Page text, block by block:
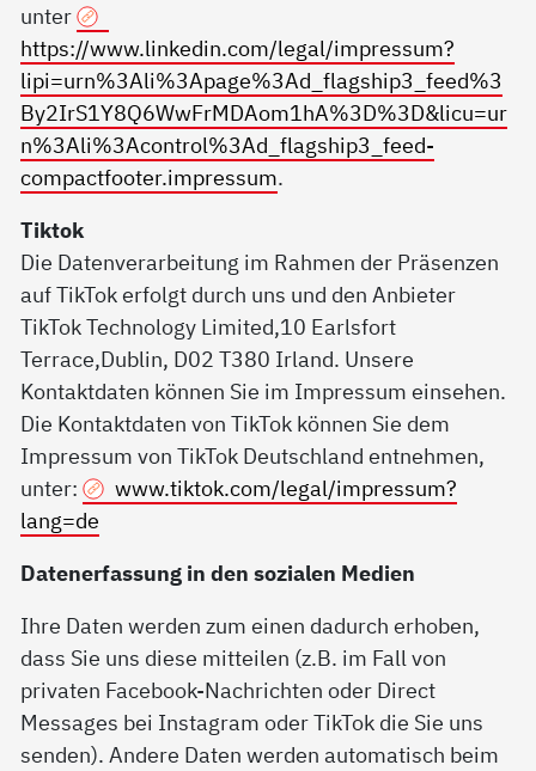
unter
https://www.linkedin.com/legal/impressum?
lipi=urn%3Ali%3Apage%3Ad_flagship3_feed%3
By2IrS1Y8Q6WwFrMDAom1hA%3D%3D&licu=ur
n%3Ali%3Acontrol%3Ad_flagship3_feed-
compactfooter.impressum.
Tiktok
Die Datenverarbeitung im Rahmen der Präsenzen
auf TikTok erfolgt durch uns und den Anbieter
TikTok Technology Limited,10 Earlsfort
Terrace,Dublin, D02 T380 Irland. Unsere
Kontaktdaten können Sie im Impressum einsehen.
Die Kontaktdaten von TikTok können Sie dem
Impressum von TikTok Deutschland entnehmen,
unter:
www.tiktok.com/legal/impressum?
lang=de
Datenerfassung in den sozialen Medien
Ihre Daten werden zum einen dadurch erhoben,
dass Sie uns diese mitteilen (z.B. im Fall von
privaten Facebook-Nachrichten oder Direct
Messages bei Instagram oder TikTok die Sie uns
senden). Andere Daten werden automatisch beim